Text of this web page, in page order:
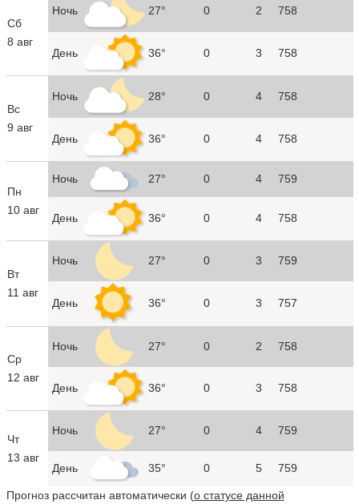
Сб
8 авг
Ночь 27° 0 2 758
День 36° 0 3 758
Вс
9 авг
Ночь 28° 0 4 758
День 36° 0 4 758
Пн
10 авг
Ночь 27° 0 4 759
День 36° 0 4 758
Вт
11 авг
Ночь 27° 0 3 759
День 36° 0 3 757
Ср
12 авг
Ночь 27° 0 2 758
День 36° 0 3 758
Чт
13 авг
Ночь 27° 0 4 759
День 35° 0 5 759
Прогноз рассчитан автоматически (о статусе данной